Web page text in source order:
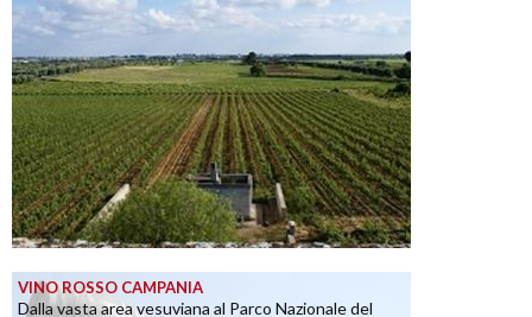
VINO ROSSO CAMPANIA
Dalla vasta area vesuviana al Parco Nazionale del